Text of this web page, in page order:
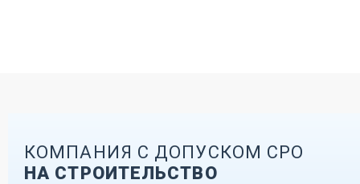
КОМПАНИЯ С ДОПУСКОМ СРО
НА СТРОИТЕЛЬСТВО